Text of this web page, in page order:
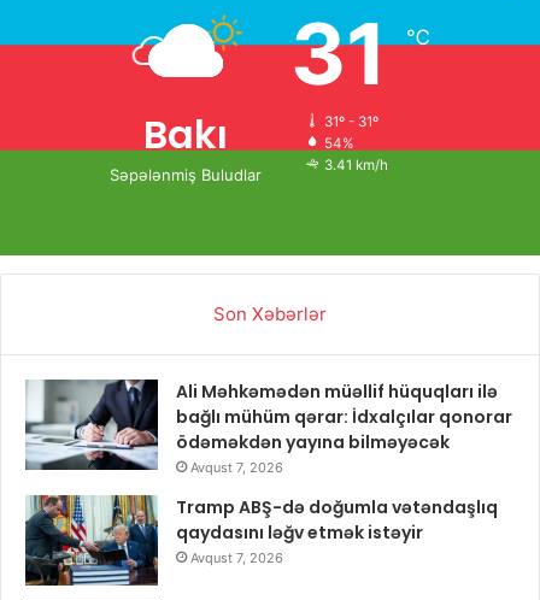
Bakı
Səpələnmiş Buludlar
31℃
31º - 31º
54%
3.41 km/h
Son Xəbərlər
Ali Məhkəmədən müəllif hüquqları ilə
bağlı mühüm qərar: İdxalçılar qonorar
ödəməkdən yayına bilməyəcək
Avqust 7, 2026
Tramp ABŞ-də doğumla vətəndaşlıq
qaydasını ləğv etmək istəyir
Avqust 7, 2026